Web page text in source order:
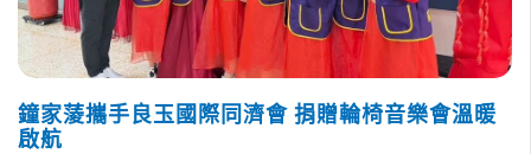
鐘家蔆攜手良玉國際同濟會 捐贈輪椅音樂會溫暖
啟航